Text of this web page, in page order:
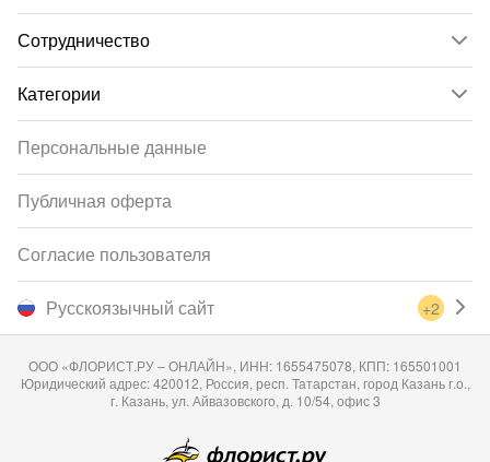
Сотрудничество
Категории
Русскоязычный сайт +2
Персональные данные
Публичная оферта
Согласие пользователя
ООО «ФЛОРИСТ.РУ – ОНЛАЙН», ИНН: 1655475078, КПП: 165501001
Юридический адрес: 420012, Россия, респ. Татарстан, город Казань г.о.,
г. Казань, ул. Айвазовского, д. 10/54, офис 3